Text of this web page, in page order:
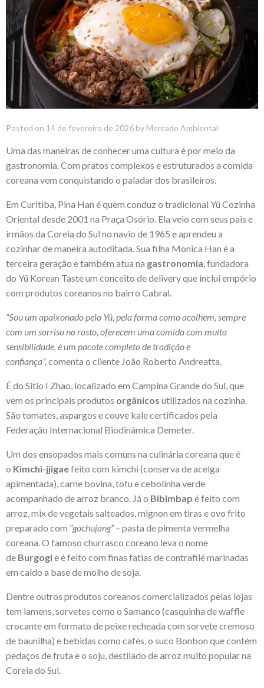
Posted on 14 de fevereiro de 2026 by Mercado Ambiental
Uma das maneiras de conhecer uma cultura é por meio da
gastronomia. Com pratos complexos e estruturados a comida
coreana vem conquistando o paladar dos brasileiros.
Em Curitiba, Pina Han é quem conduz o tradicional Yü Cozinha
Oriental desde 2001 na Praça Osório. Ela veio com seus pais e
irmãos da Coreia do Sul no navio de 1965 e aprendeu a
cozinhar de maneira autoditada. Sua filha Monica Han é a
terceira geração e também atua na gastronomia, fundadora
do Yü Korean Tasteum conceito de delivery que inclui empório
com produtos coreanos no bairro Cabral.
“Sou um apaixonado pelo Yü, pela forma como acolhem, sempre
com um sorriso no rosto, oferecem uma comida com muita
sensibilidade, é um pacote completo de tradição e
confiança”, comenta o cliente João Roberto Andreatta.
É do Sitio I Zhao, localizado em Campina Grande do Sul, que
vem os principais produtos orgânicos utilizados na cozinha.
São tomates, aspargos e couve kale certificados pela
Federação Internacional Biodinâmica Demeter.
Um dos ensopados mais comuns na culinária coreana que é
o Kimchi-jjigaefeito com kimchi (conserva de acelga
apimentada), carne bovina, tofu e cebolinha verde
acompanhado de arroz branco. Já o Bibimbap é feito com
arroz, mix de vegetais salteados, mignon em tiras e ovo frito
preparado com “gochujang”– pasta de pimenta vermelha
coreana. O famoso churrasco coreano leva o nome
de Burgogie é feito com finas fatias de contrafilé marinadas
em caldo a base de molho de soja.
Dentre outros produtos coreanos comercializados pelas lojas
tem lamens, sorvetes como o Samanco (casquinha de waffle
crocante em formato de peixe recheada com sorvete cremoso
de baunilha) e bebidas como cafés, o suco Bonbon que contém
pedaços de fruta e o soju, destilado de arroz muito popular na
Coreia do Sul.